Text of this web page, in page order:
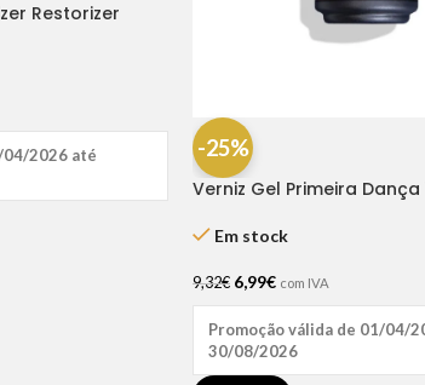
Restorizer
04/2026 até
-25%
Verniz Gel Primeira
Em stock
9,32€ 6,99€ com IVA
Promoção válida de 01/04/
30/08/2026